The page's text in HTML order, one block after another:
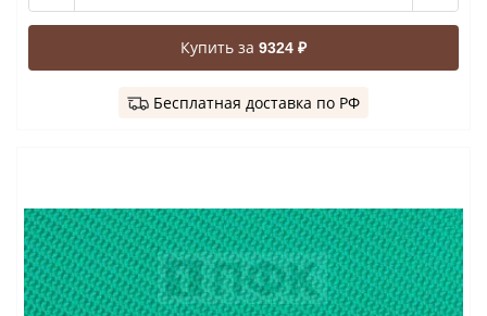
Купить за 9324 ₽
Бесплатная доставка по РФ